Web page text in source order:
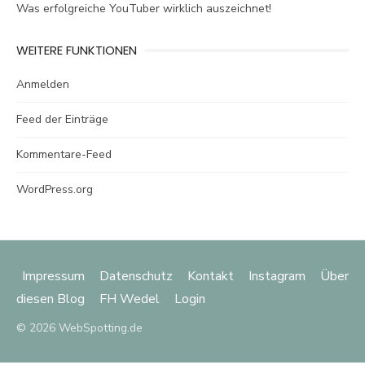
Was erfolgreiche YouTuber wirklich auszeichnet!
WEITERE FUNKTIONEN
Anmelden
Feed der Einträge
Kommentare-Feed
WordPress.org
Impressum Datenschutz Kontakt Instagram
Über
diesen Blog
FH Wedel Login
© 2026 WebSpotting.de